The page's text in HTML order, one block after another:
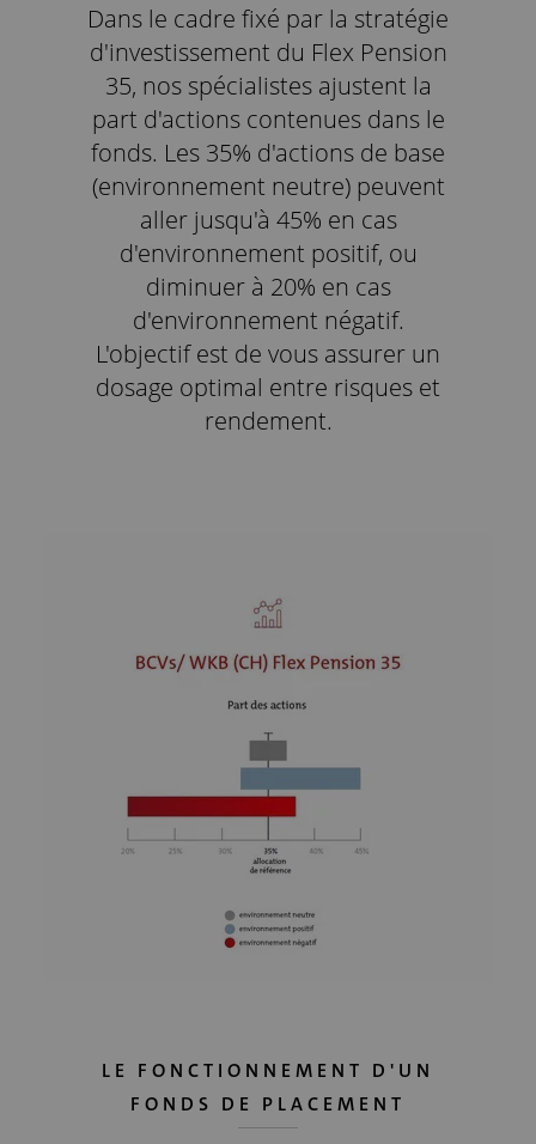
Dans le cadre fixé par la stratégie
d'investissement du Flex Pension
35, nos spécialistes ajustent la
part d'actions contenues dans le
fonds. Les 35% d'actions de base
(environnement neutre) peuvent
aller jusqu'à 45% en cas
d'environnement positif, ou
diminuer à 20% en cas
d'environnement négatif.
L'objectif est de vous assurer un
dosage optimal entre risques et
rendement.
LE FONCTIONNEMENT D'UN
FONDS DE PLACEMENT